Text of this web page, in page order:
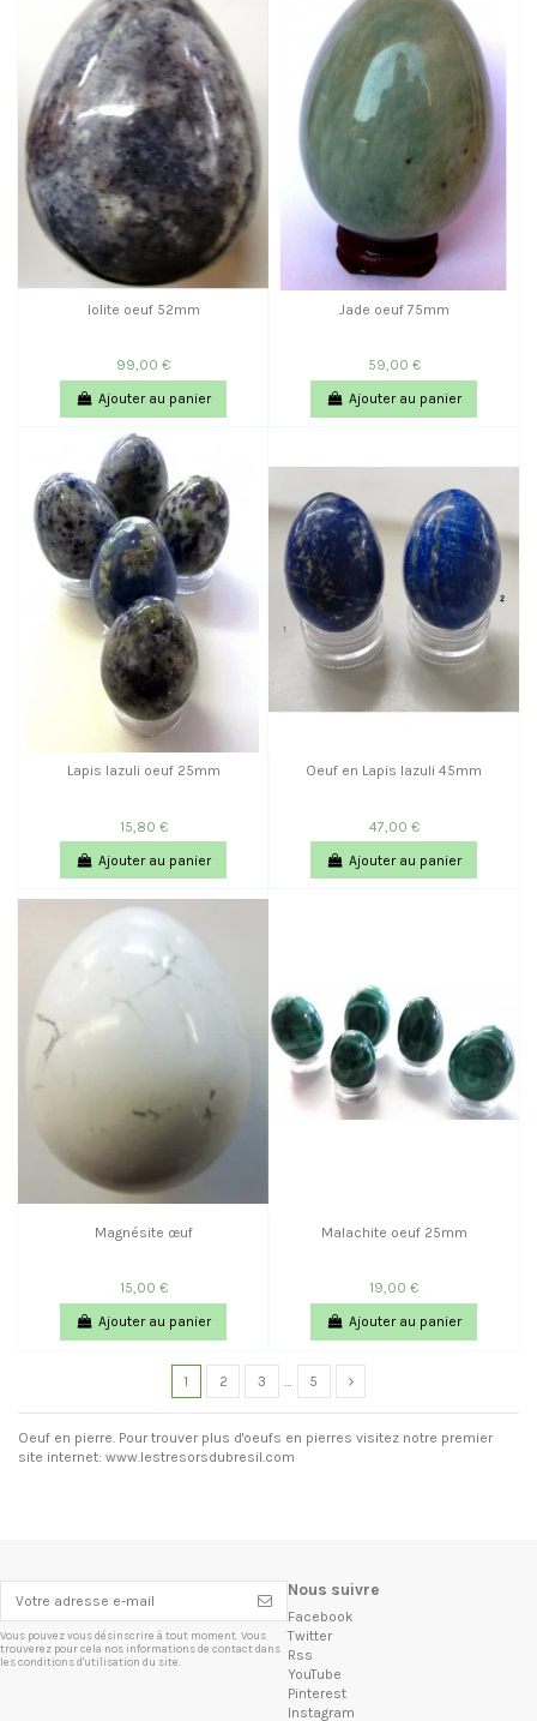
Iolite oeuf 52mm
99,00 €
Ajouter au panier
Jade oeuf 75mm
59,00 €
Ajouter au panier
Lapis lazuli oeuf 25mm
15,80 €
Ajouter au panier
Oeuf en Lapis lazuli 45mm
47,00 €
Ajouter au panier
Magnésite œuf
15,00 €
Ajouter au panier
Malachite oeuf 25mm
19,00 €
Ajouter au panier
1 2 3 … 5
Oeuf en pierre. Pour trouver plus d'oeufs en pierres visitez notre premier
site internet: www.lestresorsdubresil.com
Vous pouvez vous désinscrire à tout moment. Vous
trouverez pour cela nos informations de contact dans
les conditions d'utilisation du site.
Nous suivre
Facebook
Twitter
Rss
YouTube
Pinterest
Instagram